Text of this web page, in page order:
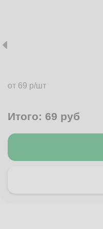
от 69 р/шт
Итого: 69 руб